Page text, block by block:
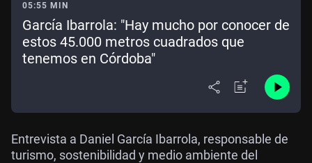
05:55 MIN
García Ibarrola: "Hay mucho por conocer de
estos 45.000 metros cuadrados que
tenemos en Córdoba"
Entrevista a Daniel García Ibarrola, responsable de
turismo, sostenibilidad y medio ambiente del